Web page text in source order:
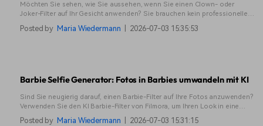
Möchten Sie sehen, wie Sie aussehen, wenn Sie einen Clown- oder
Joker-Filter auf Ihr Gesicht anwenden? Sie brauchen kein professionelles
Fachwissen und können ganz einfach einen Clown-Filter verwenden, mit
dem Sie mit nur einem Klick einen Joker- oder Kronen-Look kreieren
Posted by Maria Wiedermann 2026-07-03 15:35:53
Barbie Selfie Generator: Fotos in Barbies umwandeln mit KI
Sind Sie neugierig darauf, einen Barbie-Filter auf Ihre Fotos anzuwenden?
Verwenden Sie den KI Barbie-Filter von Filmora, um Ihren Look in eine
Barbie zu verwandeln.
Posted by Maria Wiedermann 2026-07-03 15:31:15